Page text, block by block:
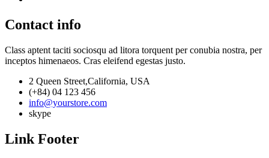
Contact info
Class aptent taciti sociosqu ad litora torquent per conubia nostra, per
inceptos himenaeos. Cras eleifend egestas justo.
2 Queen Street,California, USA
(+84) 04 123 456
info@yourstore.com
skype
Link Footer